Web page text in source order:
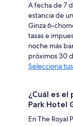
A fecha de 7
estancia de
Ginza 6-
tasas e
noche más
próximos 30
Selecciona
¿Cuál es el
Park Hotel
En The Royal